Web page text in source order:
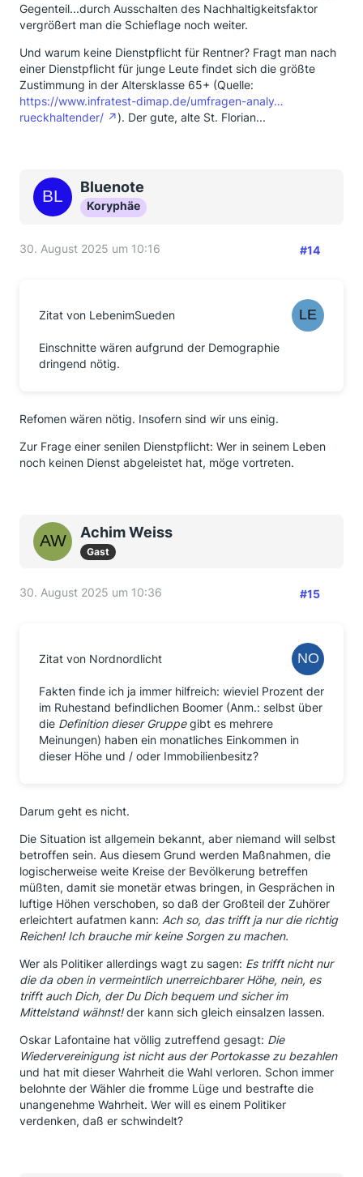
Gegenteil...durch Ausschalten des Nachhaltigkeitsfaktor
vergrößert man die Schieflage noch weiter.
Und warum keine Dienstpflicht für Rentner? Fragt man nach
einer Dienstpflicht für junge Leute findet sich die größte
Zustimmung in der Altersklasse 65+ (Quelle:
https://www.infratest-dimap.de/umfragen-analy…
rueckhaltender/
). Der gute, alte St. Florian...
Bluenote
Koryphäe
30. August 2025 um 10:16 #14
Zitat von LebenimSueden
Einschnitte wären aufgrund der Demographie
dringend nötig.
Refomen wären nötig. Insofern sind wir uns einig.
Zur Frage einer senilen Dienstpflicht: Wer in seinem Leben
noch keinen Dienst abgeleistet hat, möge vortreten.
Achim Weiss
Gast
30. August 2025 um 10:36 #15
Zitat von Nordnordlicht
Fakten finde ich ja immer hilfreich: wieviel Prozent der
im Ruhestand befindlichen Boomer (Anm.: selbst über
die Definition dieser Gruppegibt es mehrere
Meinungen) haben ein monatliches Einkommen in
dieser Höhe und / oder Immobilienbesitz?
Darum geht es nicht.
Die Situation ist allgemein bekannt, aber niemand will selbst
betroffen sein. Aus diesem Grund werden Maßnahmen, die
logischerweise weite Kreise der Bevölkerung betreffen
müßten, damit sie monetär etwas bringen, in Gesprächen in
luftige Höhen verschoben, so daß der Großteil der Zuhörer
erleichtert aufatmen kann: Ach so, das trifft ja nur die richtig
Reichen! Ich brauche mir keine Sorgen zu machen.
Wer als Politiker allerdings wagt zu sagen: Es trifft nicht nur
die da oben in vermeintlich unerreichbarer Höhe, nein, es
trifft auch Dich, der Du Dich bequem und sicher im
Mittelstand wähnst!der kann sich gleich einsalzen lassen.
Oskar Lafontaine hat völlig zutreffend gesagt: Die
Wiedervereinigung ist nicht aus der Portokasse zu bezahlen
und hat mit dieser Wahrheit die Wahl verloren. Schon immer
belohnte der Wähler die fromme Lüge und bestrafte die
unangenehme Wahrheit. Wer will es einem Politiker
verdenken, daß er schwindelt?